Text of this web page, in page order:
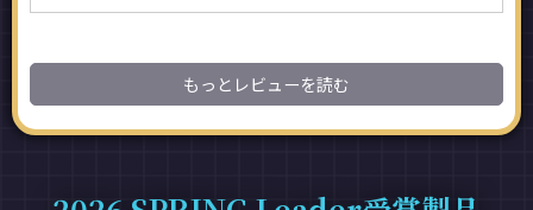
もっとレビューを読む